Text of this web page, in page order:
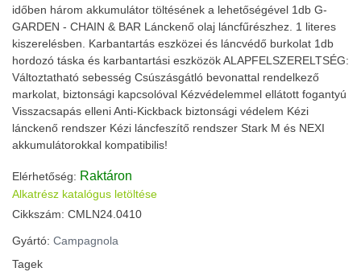
időben három akkumulátor töltésének a lehetőségével 1db G-
GARDEN - CHAIN & BAR Lánckenő olaj láncfűrészhez. 1 literes
kiszerelésben. Karbantartás eszközei és láncvédő burkolat 1db
hordozó táska és karbantartási eszközök ALAPFELSZERELTSÉG:
Változtatható sebesség Csúszásgátló bevonattal rendelkező
markolat, biztonsági kapcsolóval Kézvédelemmel ellátott fogantyú
Visszacsapás elleni Anti-Kickback biztonsági védelem Kézi
lánckenő rendszer Kézi láncfeszítő rendszer Stark M és NEXI
akkumulátorokkal kompatibilis!
Elérhetőség: Raktáron
Alkatrész katalógus letöltése
Cikkszám: CMLN24.0410
Gyártó: Campagnola
Tagek